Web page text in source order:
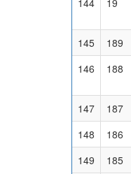
144 19
145 189
146
188
147 187
148
186
149
185